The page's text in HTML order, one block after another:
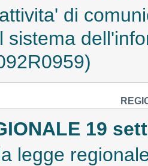
di
sistema
19
legge